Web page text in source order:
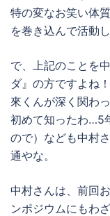
特の変なお笑い体
を巻き込んで活動し
で、上記のことを
ダ』の方ですよね
來くんが深く関わ
初めて知ったわ…5
ので）なども中村
通やな。
中村さんは、前回
ンポジウムにもわ